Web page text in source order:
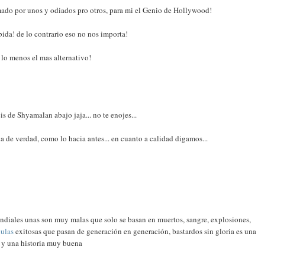
por unos y odiados pro otros, para mi el Genio de Hollywood!
de lo contrario eso no nos importa!
menos el mas alternativo!
de Shyamalan abajo jaja... no te enojes...
de verdad, como lo hacia antes... en cuanto a calidad digamos...
unas son muy malas que solo se basan en muertos, sangre, explosiones,
exitosas que pasan de generación en generación, bastardos sin gloria es una
una historia muy buena